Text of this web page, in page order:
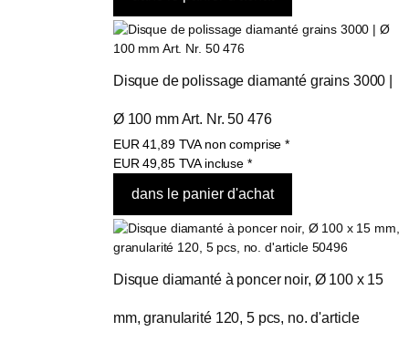
Disque de polissage diamanté grains 3000 |
Ø 100 mm Art. Nr. 50 476
EUR41,89 TVA non comprise *
EUR49,85 TVA incluse *
Disque diamanté à poncer noir, Ø 100 x 15
mm, granularité 120, 5 pcs, no. d'article